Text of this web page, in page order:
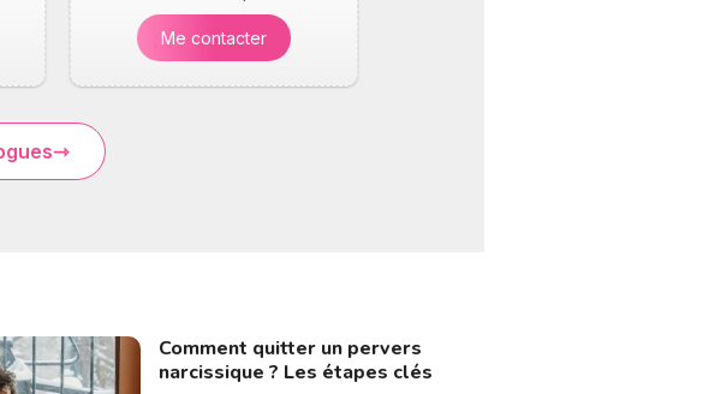
Me contacter
Comment quitter un pervers
narcissique ? Les étapes clés